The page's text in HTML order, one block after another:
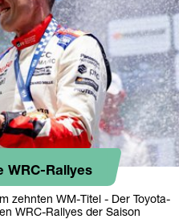
WRC-Rallyes
zehnten WM-Titel - Der Toyota-
WRC-Rallyes der Saison